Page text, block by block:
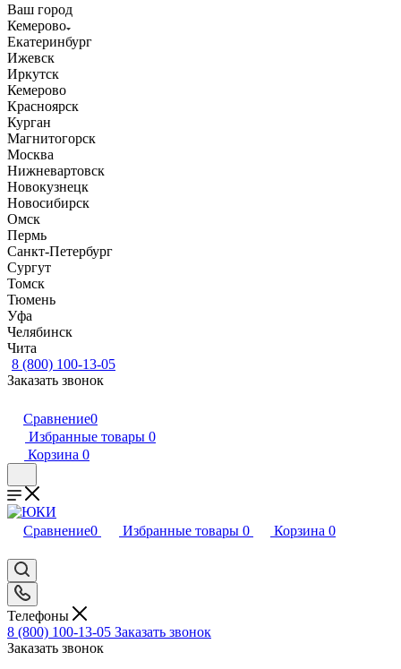
Ваш город
Кемерово
Екатеринбург
Ижевск
Иркутск
Кемерово
Красноярск
Курган
Магнитогорск
Москва
Нижневартовск
Новокузнецк
Новосибирск
Омск
Пермь
Санкт-Петербург
Сургут
Томск
Тюмень
Уфа
Челябинск
Чита
8 (800) 100-13-05
Заказать звонок
Сравнение0
Избранные товары 0
Корзина 0
Сравнение0 Избранные товары 0 Корзина 0
Телефоны
8 (800) 100-13-05 Заказать звонок
Заказать звонок